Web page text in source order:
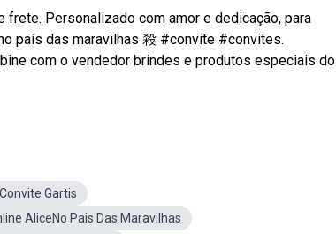
Personalizado com amor e dedicação, para
país das maravilhas 殺 #convite #convites.
com o vendedor brindes e produtos especiais do
Gartis
AliceNo Pais Das Maravilhas